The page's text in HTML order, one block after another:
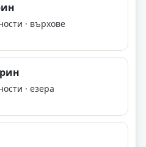
· върхове
· езера